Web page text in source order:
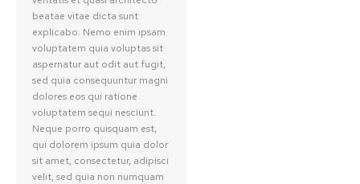
beatae vitae dicta sunt
explicabo. Nemo enim ipsam
voluptatem quia voluptas sit
aspernatur aut odit aut fugit,
sed quia consequuntur magni
dolores eos qui ratione
voluptatem sequi nesciunt.
Neque porro quisquam est,
qui dolorem ipsum quia dolor
sit amet, consectetur, adipisci
velit, sed quia non numquam